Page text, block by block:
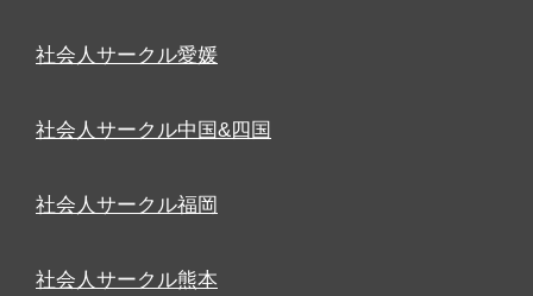
社会人サークル愛媛
社会人サークル中国&四国
社会人サークル福岡
社会人サークル熊本